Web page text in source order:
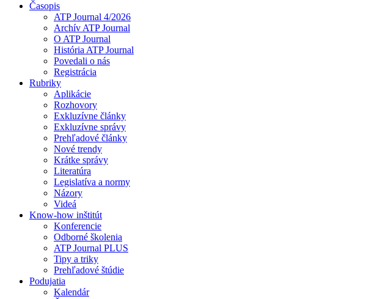
Časopis
ATP Journal 4/2026
Archív ATP Journal
O ATP Journal
História ATP Journal
Povedali o nás
Registrácia
Rubriky
Aplikácie
Rozhovory
Exkluzívne články
Exkluzívne správy
Prehľadové články
Nové trendy
Krátke správy
Literatúra
Legislatíva a normy
Názory
Videá
Know-how inštitút
Konferencie
Odborné školenia
ATP Journal PLUS
Tipy a triky
Prehľadové štúdie
Podujatia
Kalendár